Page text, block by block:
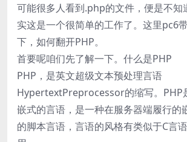
可能很多人看到.php的文件，便是不知
实这是一个很简单的工作了。这里pc6
下，如何翻开PHP。
首要呢咱们先了解一下。什么是PHP
PHP，是英文超级文本预处理言语
HypertextPreprocessor的缩写。PHP
嵌式的言语，是一种在服务器端履行的
的脚本言语，言语的风格有类似于C言